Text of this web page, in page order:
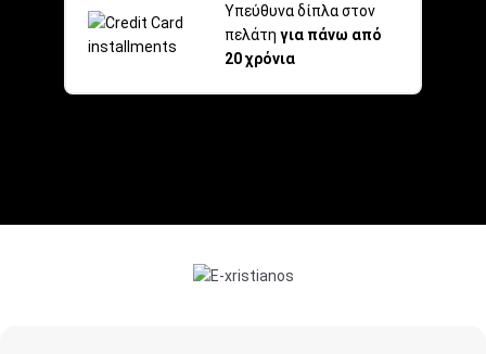
Υπεύθυνα δίπλα στον
πελάτη για πάνω από
20 χρόνια